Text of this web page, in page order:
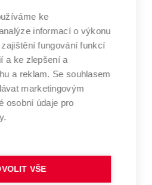
učení
technické
Brně
V BRNĚ
ke
informací o výkonu
fungování funkcí
a ke zlepšení a
a reklam. Se souhlasem
marketingovým
osobní údaje pro
VŠE